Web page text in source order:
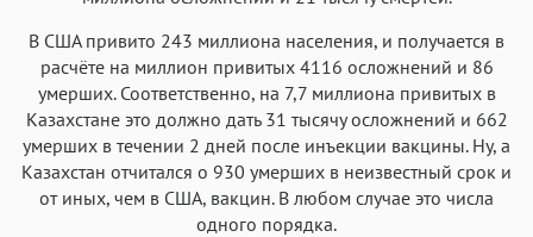
В США привито 243 миллиона населения, и получается в
расчёте на миллион привитых 4116 осложнений и 86
умерших. Соответственно, на 7,7 миллиона привитых в
Казахстане это должно дать 31 тысячу осложнений и 662
умерших в течении 2 дней после инъекции вакцины. Ну, а
Казахстан отчитался о 930 умерших в неизвестный срок и
от иных, чем в США, вакцин. В любом случае это числа
одного порядка.